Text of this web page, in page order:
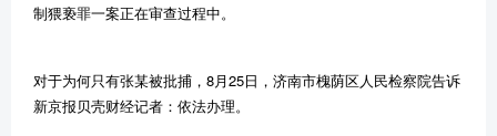
制猥亵罪一案正在审查过程中。
对于为何只有张某被批捕，8月25日，济南市槐荫区人民检察院告诉
新京报贝壳财经记者：依法办理。